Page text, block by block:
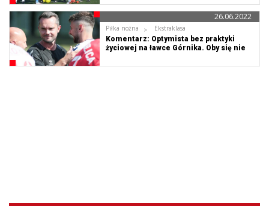
Piłka nożna
Ekstraklasa
Komentarz: Optymista bez praktyki
życiowej na ławce Górnika. Oby się nie
26.06.2022